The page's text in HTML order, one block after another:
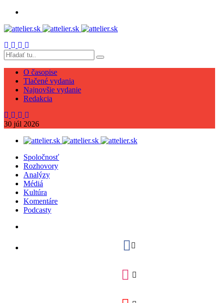
O časopise
Tlačené vydania
Najnovšie vydanie
Redakcia
30 júl 2026
Spoločnosť
Rozhovory
Analýzy
Médiá
Kultúra
Komentáre
Podcasty